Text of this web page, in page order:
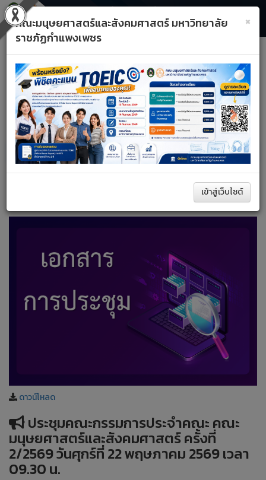
A+ A– รีเซ็ต
×
คณะมนุษยศาสตร์และสังคมศาสตร์ มหาวิทยาลัย
ราชภัฏกำแพงเพชร
Previous Next
เข้าสู่เว็บไซต์
หน้าหลัก วาระการประชุม
ค้นหา
ดาวน์โหลด
ประชุมคณะกรรมการประจำคณะ คณะ
มนุษยศาสตร์และสังคมศาสตร์ ครั้งที่
2/2569 วันศุกร์ที่ 22 พฤษภาคม 2569 เวลา
09.30 น.